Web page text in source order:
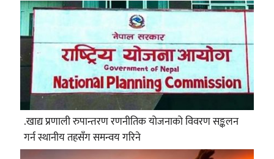
.खाद्य प्रणाली रुपान्तरण रणनीतिक योजनाको विवरण सङ्कलन
गर्न स्थानीय तहसँग समन्वय गरिने